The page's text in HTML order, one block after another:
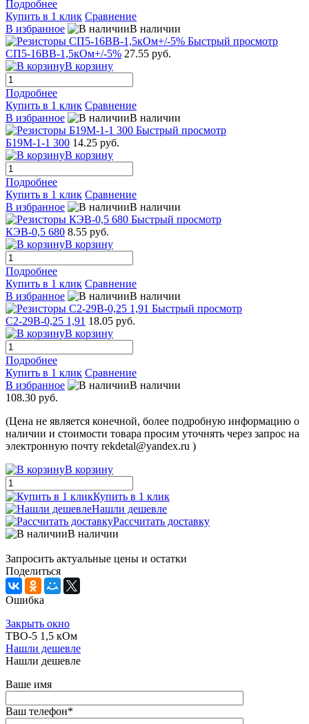
Подробнее
Купить в 1 клик Сравнение
В избранное
В наличии
Быстрый просмотр
СП5-16ВВ-1,5кОм+/-5% 27.55 руб.
В корзину
Подробнее
Купить в 1 клик Сравнение
В избранное
В наличии
Быстрый просмотр
Б19М-1-1 300 14.25 руб.
В корзину
Подробнее
Купить в 1 клик Сравнение
В избранное
В наличии
Быстрый просмотр
КЭВ-0,5 680 8.55 руб.
В корзину
Подробнее
Купить в 1 клик Сравнение
В избранное
В наличии
Быстрый просмотр
С2-29В-0,25 1,91 18.05 руб.
В корзину
Подробнее
Купить в 1 клик Сравнение
В избранное
В наличии
108.30 руб.
(Цена не является конечной, более подробную информацию о
наличии и стоимости товара просим уточнять через запрос на
электронную почту rekdetal@yandex.ru )
В корзину
Купить в 1 клик
Нашли дешевле
Рассчитать доставку
В наличии
Запросить актуальные цены и остатки
Поделиться
Ошибка
Закрыть окно
ТВО-5 1,5 кОм
Нашли дешевле
Нашли дешевле
Ваше имя
Ваш телефон*